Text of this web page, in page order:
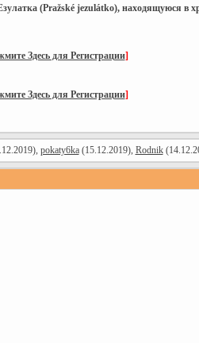
(Pražské jezulátko), находящуюся в
Здесь для Регистрации]
Здесь для Регистрации]
pokaty6ka(15.12.2019), Rodnik